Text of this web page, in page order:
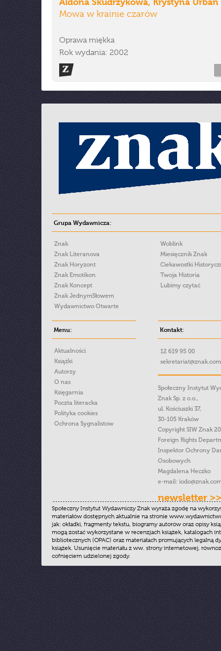
Mowa w krainie czarów
Oprawa miękka
Rok wydania: 2002
Grupa Wydawnicza:
Znak
Znak Literanova
Znak Horyzont
Znak Emotikon
Znak Koncept
Znak JednymSłowem
Wydawnictwo Otwarte
Woblink
Miesięcznik Znak
Ciekawostki
Twoja Historia
Lubimy czytać
Menu:
Aktualności
Książki
Autorzy
O nas
Księgarnia
Poczta literacka
Polityka cookies
Ochrona Sygnalistow
Kontakt:
12 619 95 00
Społeczny Instytut
Znak Sp. z o.o.,
ul. Kościuszki 37,
30-105 Kraków
Copyright SIW Znak
Foreign Rights
Inspektor Ochrony
Osobowych
Magdalena Heczko
e-mail:
newsletter >>
Społeczny Instytut Wydawniczy Znak wyraża zgodę na
materiałów dostępnych aktualnie na stronie
jak: okładki, fragmenty tekstu, biogramy autorów oraz opisy
mogą zostać wykorzystane w recenzjach książek, katalogach
bibliotecznych (OPAC) oraz materiałach promujących legalną
książek. Usunięcie materiału z ww. strony internetowej,
cofnięciem udzielonej zgody.